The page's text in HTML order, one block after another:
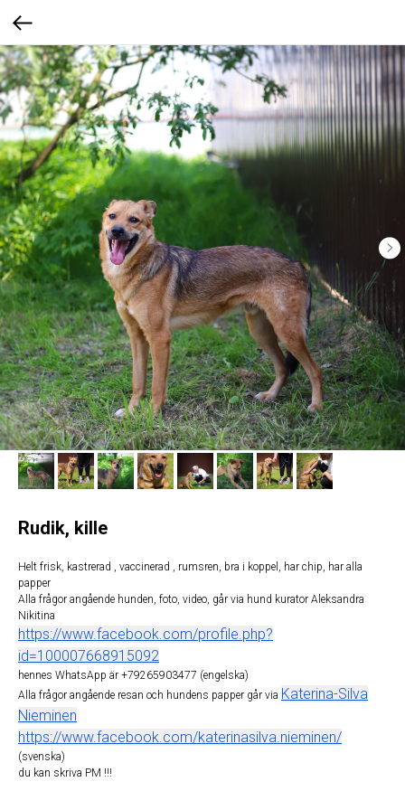
Rudik, kille
Helt frisk, kastrerad , vaccinerad , rumsren, bra i koppel, har chip, har alla
papper
Alla frågor angående hunden, foto, video, går via hund kurator Aleksandra
Nikitina
https://www.facebook.com/profile.php?
id=100007668915092
hennes WhatsApp är +79265903477 (engelska)
Alla frågor angående resan och hundens papper går via Katerina-Silva
Nieminen
https://www.facebook.com/katerinasilva.nieminen/
(svenska)
du kan skriva PM !!!